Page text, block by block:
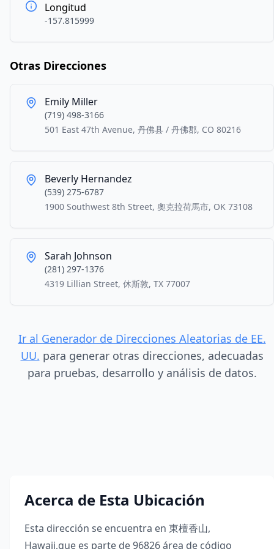
Longitud
-157.815999
Otras Direcciones
Emily Miller
(719) 498-3166
501 East 47th Avenue, 丹佛县 / 丹佛郡, CO 80216
Beverly Hernandez
(539) 275-6787
1900 Southwest 8th Street, 奧克拉荷馬市, OK 73108
Sarah Johnson
(281) 297-1376
4319 Lillian Street, 休斯敦, TX 77007
Ir al Generador de Direcciones Aleatorias de EE.
UU. para generar otras direcciones, adecuadas
para pruebas, desarrollo y análisis de datos.
Acerca de Esta Ubicación
Esta dirección se encuentra en 東檀香山,
Hawaii,que es parte de96826área de código